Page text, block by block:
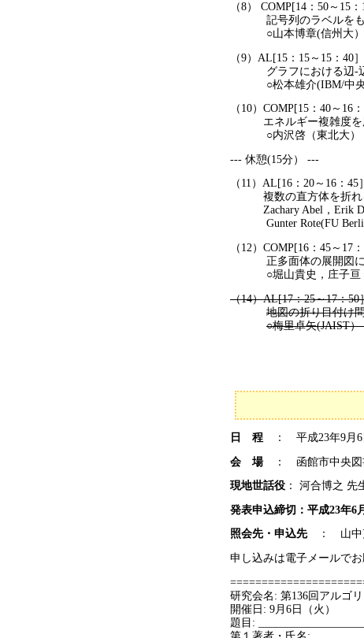
（8） COMP[14：50～15：
記号列のラベルをもつ
○山本博章(信州大），
（9）AL[15：15～15：40］
グラフにおける辺-辺
○松本雄介(IBM/中央大
（10）COMP[15：40～16：
エネルギー複雑度を用
○内沢啓（東北大），
--- 休憩(15分） ---
（11）AL[16：20～16：45］
複数の直方体を折れる
Zachary Abel，Erik
Gunter Rote(FU Berlin
（12）COMP[16：45～17：
正多面体の展開図にお
○堀山貴史，庄子亘（
（14）AL[17：25～17：50
地図の折り目付け
○梅里卓矢(JAIST
日 程 ： 平成23年9月6
会 場： 函館市中央図
現地世話役 ： 河合博之 先
発表申込締切：平成23年6
照会先・申込先： 山中克
申し込みは電子メールでお
研究会名: 第136回アルゴ
開催日: 9月6日（火）
題目: